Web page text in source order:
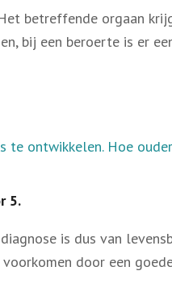
betreffende orgaan
bij een beroerte is er
ontwikkelen. Hoe
5.
is dus van
door een